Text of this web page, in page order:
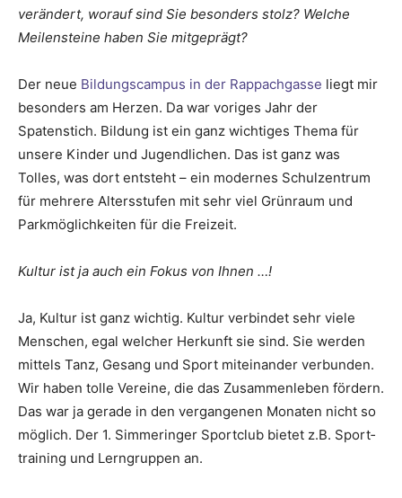
verändert, worauf sind Sie besonders stolz? Welche
Meilensteine haben Sie mitgeprägt?
Der neue Bildungscampus in der Rappachgasse liegt mir
besonders am Herzen. Da war voriges Jahr der
Spatenstich. Bildung ist ein ganz wichtiges Thema für
unsere Kinder und Jugendlichen. Das ist ganz was
Tolles, was dort entsteht – ein modernes Schulzentrum
für mehrere Altersstufen mit sehr viel Grünraum und
Parkmöglich­keiten für die Freizeit.
Kultur ist ja auch ein Fokus von Ihnen …!
Ja, Kultur ist ganz wichtig. Kultur verbindet sehr viele
Menschen, egal welcher Herkunft sie sind. Sie werden
mittels Tanz, Gesang und Sport miteinander verbunden.
Wir haben tolle Vereine, die das Zusammenleben fördern.
Das war ja gerade in den ver­gangenen Monaten nicht so
möglich. Der 1. Simmeringer Sportclub bietet z.B. Sport­
training und Lerngruppen an.